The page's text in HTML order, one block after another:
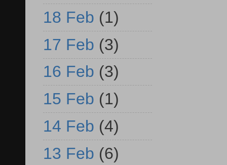
18 Feb (1)
17 Feb (3)
16 Feb (3)
15 Feb (1)
14 Feb (4)
13 Feb (6)